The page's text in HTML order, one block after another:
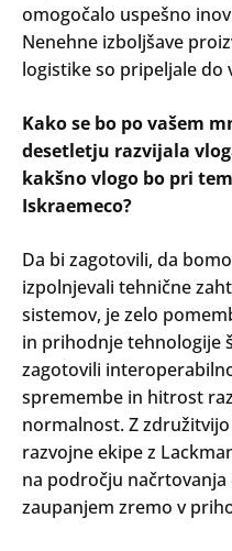
omogočalo uspešno
Nenehne izboljšave
logistike so pripeljale do
Kako se bo po vašem
desetletju razvijala
kakšno vlogo bo pri
Iskraemeco?
Da bi zagotovili, da
izpolnjevali tehnične
sistemov, je zelo
in prihodnje tehnologije
zagotovili
spremembe in hitrost
normalnost. Z
razvojne ekipe z
na področju
zaupanjem zremo v